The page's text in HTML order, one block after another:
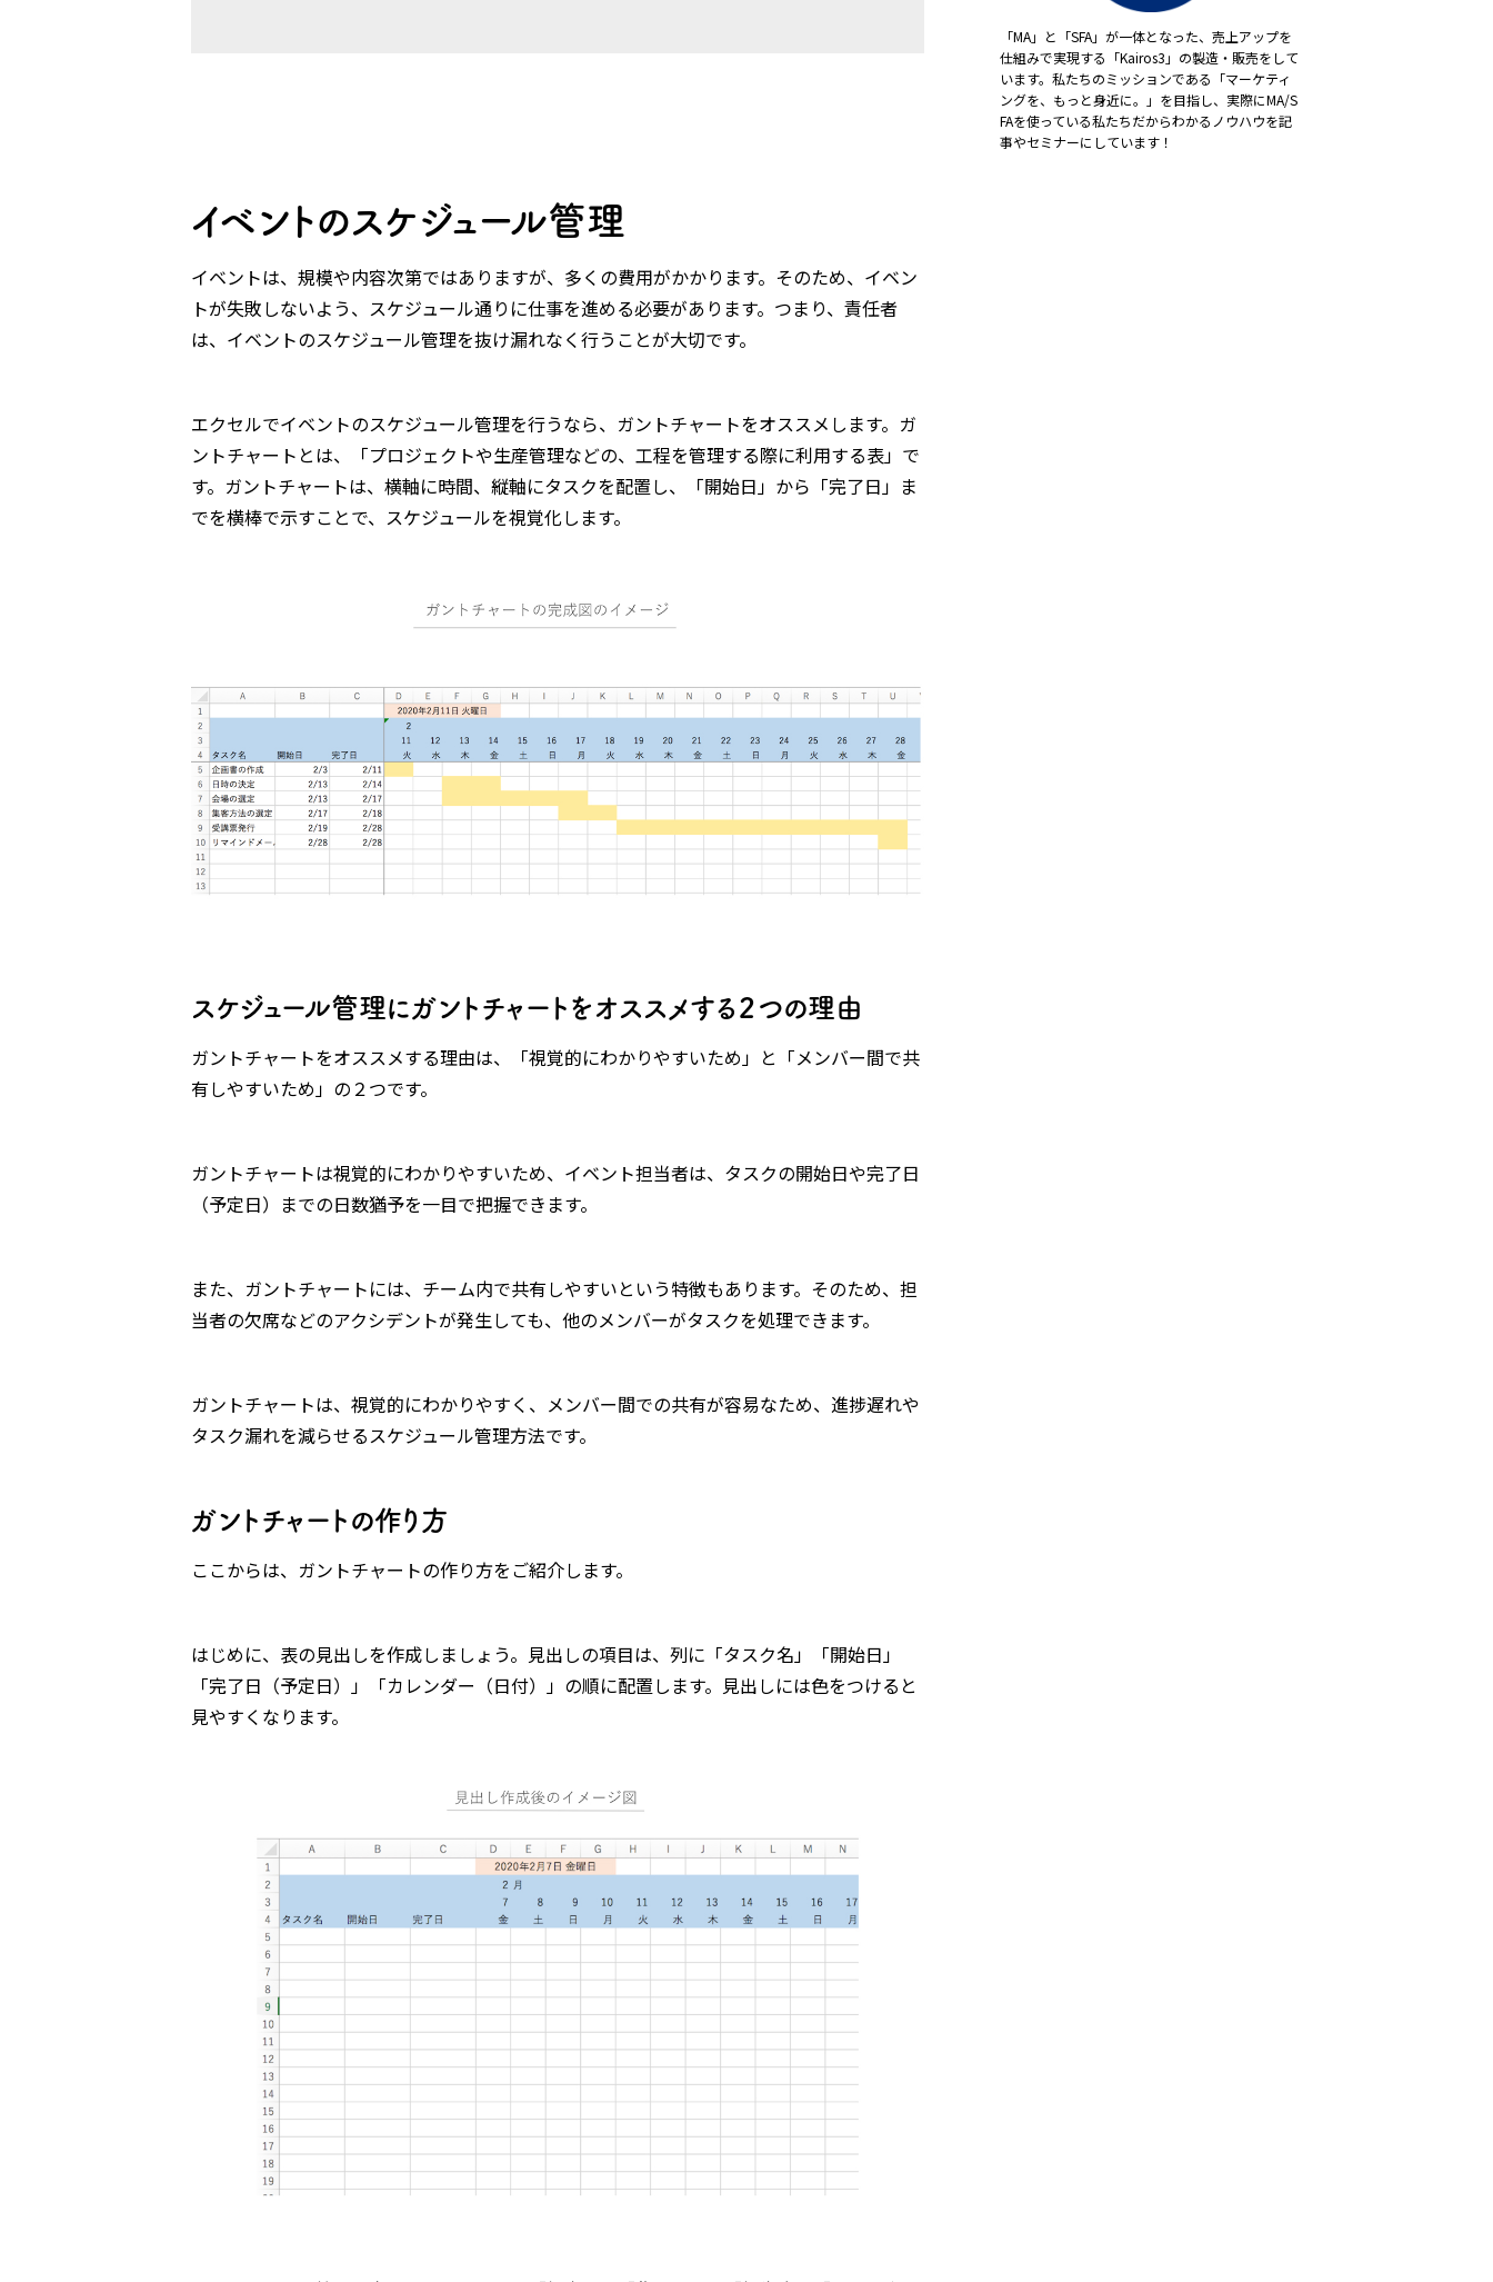
イベントのスケジュール管理
イベントは、規模や内容次第ではありますが、多くの費用がかかります。そのため、イベン
トが失敗しないよう、スケジュール通りに仕事を進める必要があります。つまり、責任者
は、イベントのスケジュール管理を抜け漏れなく行うことが大切です。
エクセルでイベントのスケジュール管理を行うなら、ガントチャートをオススメします。ガ
ントチャートとは、「プロジェクトや生産管理などの、工程を管理する際に利用する表」で
す。ガントチャートは、横軸に時間、縦軸にタスクを配置し、「開始日」から「完了日」ま
でを横棒で示すことで、スケジュールを視覚化します。
スケジュール管理にガントチャートをオススメする２つの理由
ガントチャートをオススメする理由は、「視覚的にわかりやすいため」と「メンバー間で共
有しやすいため」の２つです。
ガントチャートは視覚的にわかりやすいため、イベント担当者は、タスクの開始日や完了日
（予定日）までの日数猶予を一目で把握できます。
また、ガントチャートには、チーム内で共有しやすいという特徴もあります。そのため、担
当者の欠席などのアクシデントが発生しても、他のメンバーがタスクを処理できます。
ガントチャートは、視覚的にわかりやすく、メンバー間での共有が容易なため、進捗遅れや
タスク漏れを減らせるスケジュール管理方法です。
ガントチャートの作り方
ここからは、ガントチャートの作り方をご紹介します。
はじめに、表の見出しを作成しましょう。見出しの項目は、列に「タスク名」「開始日」
「完了日（予定日）」「カレンダー（日付）」の順に配置します。見出しには色をつけると
見やすくなります。
「MA」と「SFA」が一体となった、売上アップを
仕組みで実現する「Kairos3」の製造・販売をして
います。私たちのミッションである「マーケティ
ングを、もっと身近に。」を目指し、実際にMA/S
FAを使っている私たちだからわかるノウハウを記
事やセミナーにしています！